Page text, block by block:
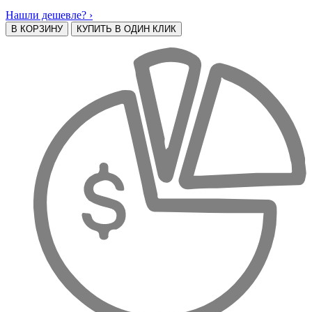
Нашли дешевле? ›
В КОРЗИНУ КУПИТЬ В ОДИН КЛИК